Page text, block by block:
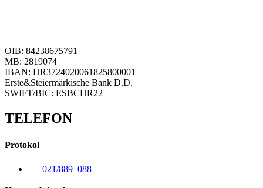
OIB: 84238675791
MB: 2819074
IBAN: HR3724020061825800001
Erste&Steiermärkische Bank D.D.
SWIFT/BIC: ESBCHR22
TELEFON
Protokol
021/889–088